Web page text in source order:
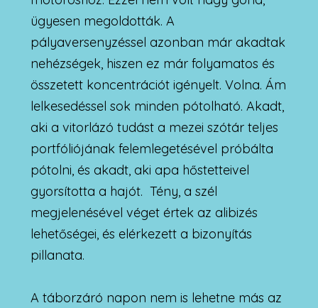
ügyesen megoldották. A
pályaversenyzéssel azonban már akadtak
nehézségek, hiszen ez már folyamatos és
összetett koncentrációt igényelt. Volna. Ám
lelkesedéssel sok minden pótolható. Akadt,
aki a vitorlázó tudást a mezei szótár teljes
portfóliójának felemlegetésével próbálta
pótolni, és akadt, aki apa hőstetteivel
gyorsította a hajót. Tény, a szél
megjelenésével véget értek az alibizés
lehetőségei, és elérkezett a bizonyítás
pillanata.
A táborzáró napon nem is lehetne más az